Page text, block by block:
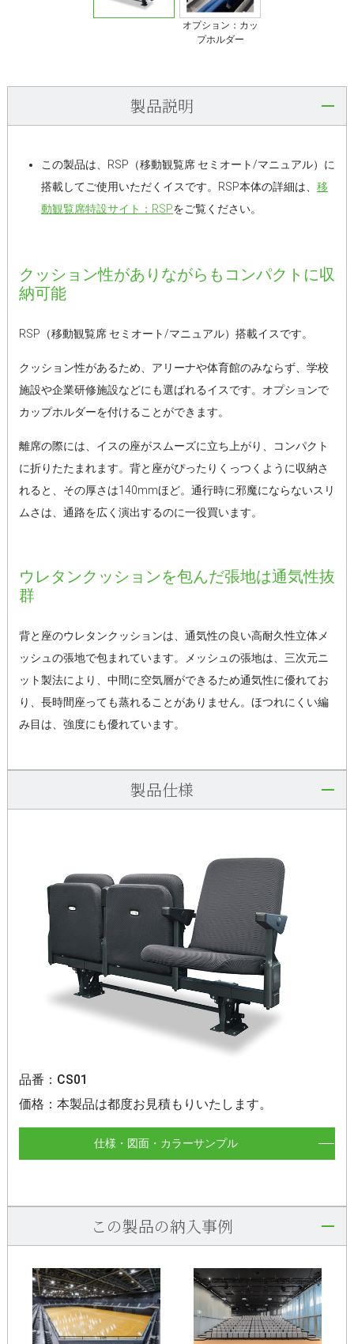
オプション：カッ
プホルダー
製品説明
この製品は、RSP（移動観覧席 セミオート/マニュアル）に
搭載してご使用いただくイスです。RSP本体の詳細は、 移
動観覧席特設サイト：RSPをご覧ください。
クッション性がありながらもコンパクトに収
納可能
RSP（移動観覧席 セミオート/マニュアル）搭載イスです。
クッション性があるため、アリーナや体育館のみならず、学校
施設や企業研修施設などにも選ばれるイスです。オプションで
カップホルダーを付けることができます。
離席の際には、イスの座がスムーズに立ち上がり、コンパクト
に折りたたまれます。背と座がぴったりくっつくように収納さ
れると、その厚さは140mmほど。通行時に邪魔にならないスリ
ムさは、通路を広く演出するのに一役買います。
ウレタンクッションを包んだ張地は通気性抜
群
背と座のウレタンクッションは、通気性の良い高耐久性立体メ
ッシュの張地で包まれています。メッシュの張地は、三次元ニ
ット製法により、中間に空気層ができるため通気性に優れてお
り、長時間座っても蒸れることがありません。ほつれにくい編
み目は、強度にも優れています。
製品仕様
品番：CS01
価格：本製品は都度お見積もりいたします。
仕様・図面・カラーサンプル
この製品の納入事例